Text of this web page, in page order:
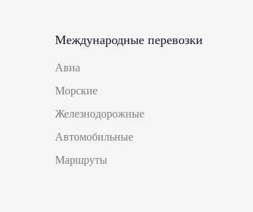
Международные перевозки
Авиа
Морские
Железнодорожные
Автомобильные
Маршруты